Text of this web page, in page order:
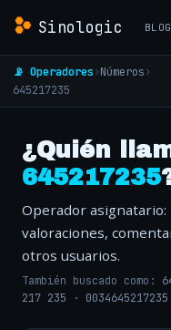
Sinologic BLOG
📡 Operadores›Números›
645217235
¿Quién
645217235
Operador asignatario:
valoraciones,
otros usuarios.
También buscado como:
217 235 · 0034645217235